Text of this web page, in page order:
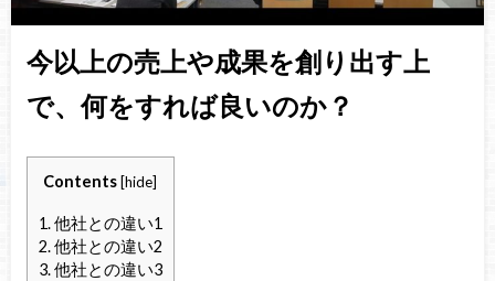
今以上の売上や成果を創り出す上
で、何をすれば良いのか？
Contents [hide]
1.他社との違い1
2.他社との違い2
3.他社との違い3